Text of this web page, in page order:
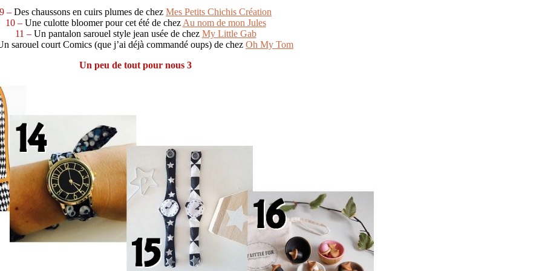
9 – Des chaussons en cuirs plumes de chez Mes Petits Chichis Création
10 – Une culotte bloomer pour cet été de chez Au nom de mon Jules
11 – Un pantalon sarouel style jean usée de chez My Little Gab
sarouel court Comics (que j’ai déjà commandé oups) de chez Oh My Tom
Un peu de tout pour nous 3